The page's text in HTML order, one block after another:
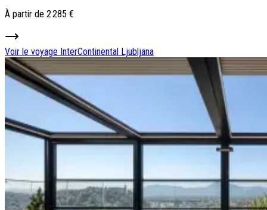
À partir de 2 285 €
Voir le voyage InterContinental Ljubljana